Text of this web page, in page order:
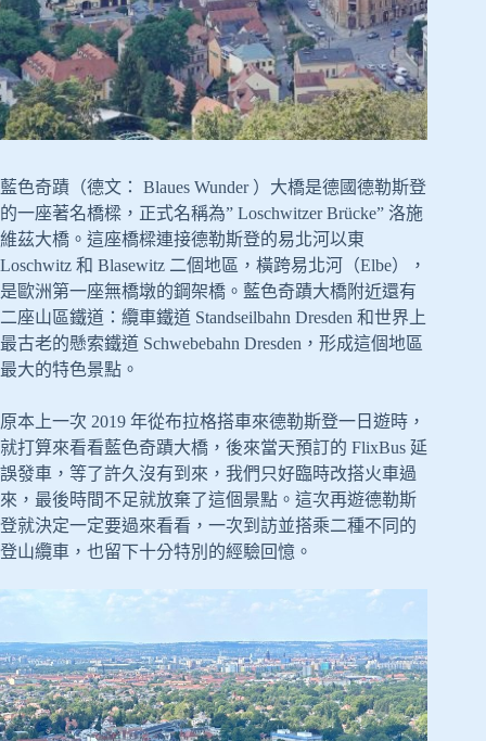
藍色奇蹟（德文： Blaues Wunder ）大橋是德國德勒斯登
的一座著名橋樑，正式名稱為” Loschwitzer Brücke” 洛施
維茲大橋。這座橋樑連接德勒斯登的易北河以東
Loschwitz 和 Blasewitz 二個地區，橫跨易北河（Elbe），
是歐洲第一座無橋墩的鋼架橋。藍色奇蹟大橋附近還有
二座山區鐵道：纜車鐵道 Standseilbahn Dresden 和世界上
最古老的懸索鐵道 Schwebebahn Dresden，形成這個地區
最大的特色景點。
原本上一次 2019 年從布拉格搭車來德勒斯登一日遊時，
就打算來看看藍色奇蹟大橋，後來當天預訂的 FlixBus 延
誤發車，等了許久沒有到來，我們只好臨時改搭火車過
來，最後時間不足就放棄了這個景點。這次再遊德勒斯
登就決定一定要過來看看，一次到訪並搭乘二種不同的
登山纜車，也留下十分特別的經驗回憶。